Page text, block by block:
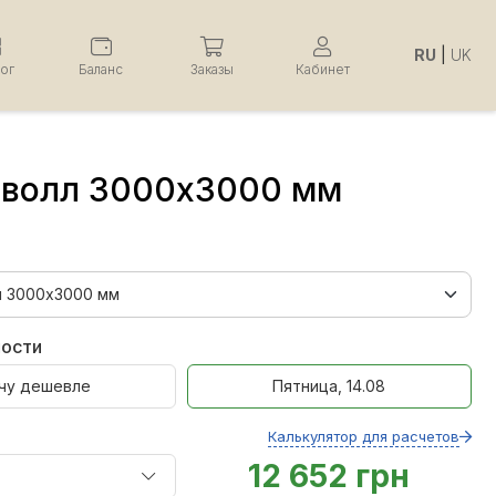
Баланс Заказы Кабинет
RU UK
3000х3000 мм
дешевле Пятница, 14.08
Калькулятор для расчетов
12 652 грн